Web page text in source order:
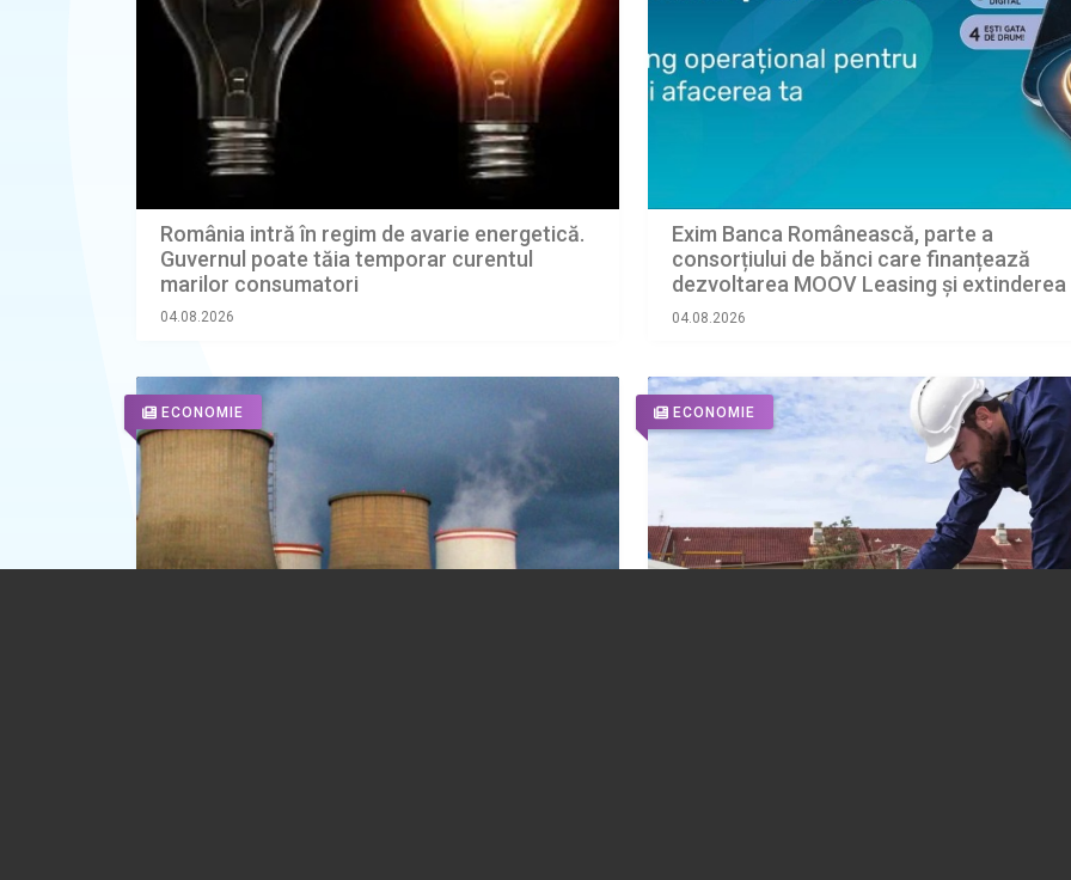
România intră în regim de avarie energetică.
Guvernul poate tăia temporar curentul
marilor consumatori
04.08.2026
Exim Banca Românească, parte a
consorțiului de bănci care finanțează
dezvoltarea MOOV Leasing și extinderea
leasingului operațional în România
04.08.2026
ECONOMIE ECONOMIE